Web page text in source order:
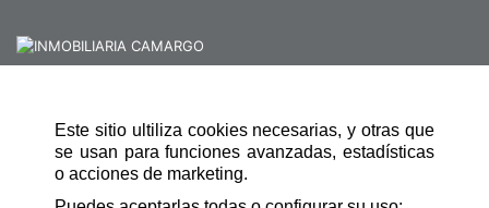
Este sitio ultiliza cookies necesarias, y otras que
se usan para funciones avanzadas, estadísticas
o acciones de marketing.
SCHNELLE NAVIGATION
ZUHAUSE